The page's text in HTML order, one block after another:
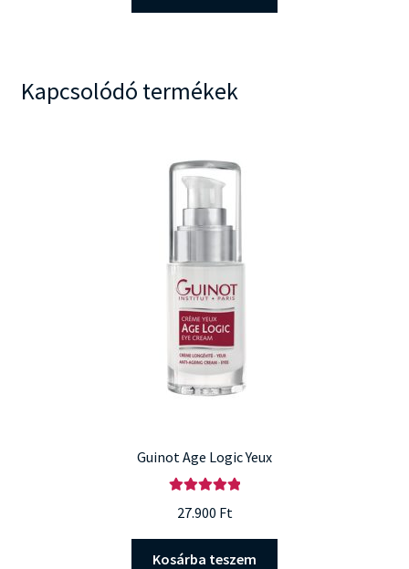
Kapcsolódó termékek
Guinot Age Logic Yeux
27.900 Ft
Kosárba teszem